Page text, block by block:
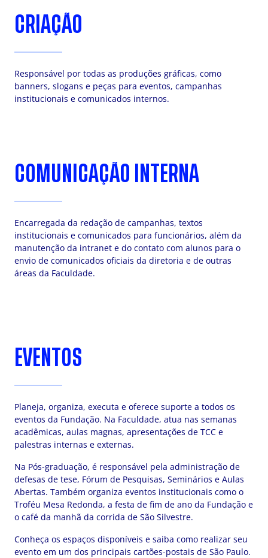
CRIAÇÃO
Responsável por todas as produções gráficas, como
banners, slogans e peças para eventos, campanhas
institucionais e comunicados internos.
COMUNICAÇÃO INTERNA
Encarregada da redação de campanhas, textos
institucionais e comunicados para funcionários, além da
manutenção da intranet e do contato com alunos para o
envio de comunicados oficiais da diretoria e de outras
áreas da Faculdade.
EVENTOS
Planeja, organiza, executa e oferece suporte a todos os
eventos da Fundação. Na Faculdade, atua nas semanas
acadêmicas, aulas magnas, apresentações de TCC e
palestras internas e externas.
Na Pós-graduação, é responsável pela administração de
defesas de tese, Fórum de Pesquisas, Seminários e Aulas
Abertas. Também organiza eventos institucionais como o
Troféu Mesa Redonda, a festa de fim de ano da Fundação e
o café da manhã da corrida de São Silvestre.
Conheça os espaços disponíveis e saiba como realizar seu
evento em um dos principais cartões-postais de São Paulo.